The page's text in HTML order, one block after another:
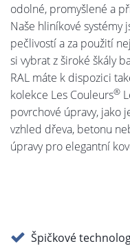
odolné, promyšlené a
Naše hliníkové systémy
pečlivostí a za použití
si vybrat z široké škály
RAL máte k dispozici
kolekce Les Couleurs®
povrchové úpravy, jako
vzhled dřeva, betonu
úpravy pro elegantní
Špičkové